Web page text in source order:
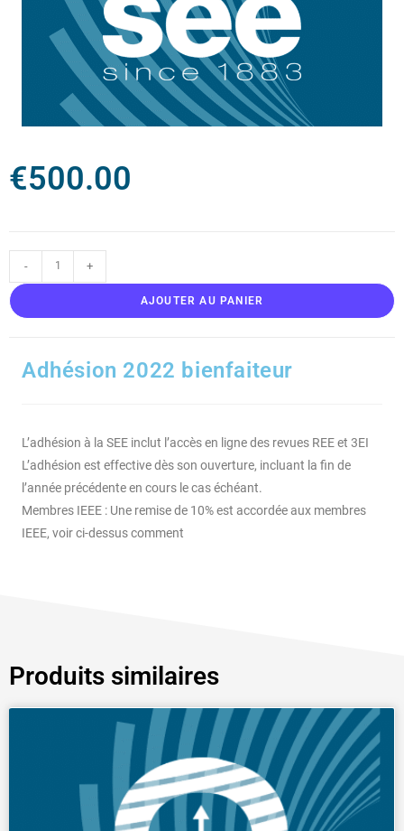
€500.00
- +
AJOUTER AU PANIER
Adhésion 2022 bienfaiteur
L’adhésion à la SEE inclut l’accès en ligne des revues REE et 3EI
L’adhésion est effective dès son ouverture, incluant la fin de
l’année précédente en cours le cas échéant.
Membres IEEE : Une remise de 10% est accordée aux membres
IEEE, voir ci-dessus comment
Produits similaires